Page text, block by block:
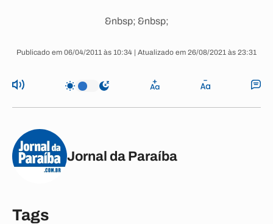
&nbsp; &nbsp;
Publicado em 06/04/2011 às 10:34 | Atualizado em 26/08/2021 às 23:31
Jornal da Paraíba
Tags